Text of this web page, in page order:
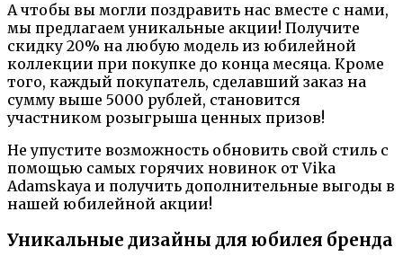
А чтобы вы могли поздравить нас вместе с нами,
мы предлагаем уникальные акции! Получите
скидку 20% на любую модель из юбилейной
коллекции при покупке до конца месяца. Кроме
того, каждый покупатель, сделавший заказ на
сумму выше 5000 рублей, становится
участником розыгрыша ценных призов!
Не упустите возможность обновить свой стиль с
помощью самых горячих новинок от Vika
Adamskaya и получить дополнительные выгоды в
нашей юбилейной акции!
Уникальные дизайны для юбилея бренда